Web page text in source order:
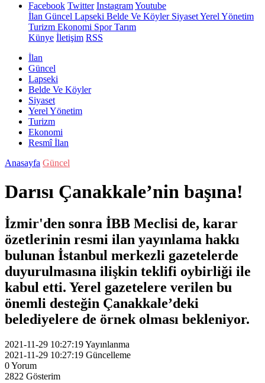
Facebook Twitter InstagramYoutube
İlan Güncel Lapseki Belde Ve KöylerSiyasetYerel Yönetim
Turizm Ekonomi SporTarım
Künye İletişim RSS
İlan
Güncel
Lapseki
Belde Ve Köyler
Siyaset
Yerel Yönetim
Turizm
Ekonomi
Resmî İlan
Anasayfa Güncel
Darısı Çanakkale’nin başına!
İzmir'den sonra İBB Meclisi de, karar
özetlerinin resmi ilan yayınlama hakkı
bulunan İstanbul merkezli gazetelerde
duyurulmasına ilişkin teklifi oybirliği ile
kabul etti. Yerel gazetelere verilen bu
önemli desteğin Çanakkale’deki
belediyelere de örnek olması bekleniyor.
2021-11-29 10:27:19Yayınlanma
2021-11-29 10:27:19 Güncelleme
0Yorum
2822 Gösterim